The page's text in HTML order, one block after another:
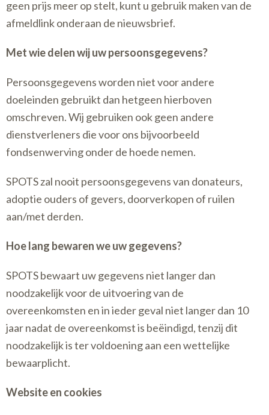
geen prijs meer op stelt, kunt u gebruik maken van de
afmeldlink onderaan de nieuwsbrief.
Met wie delen wij uw persoonsgegevens?
Persoonsgegevens worden niet voor andere
doeleinden gebruikt dan hetgeen hierboven
omschreven. Wij gebruiken ook geen andere
dienstverleners die voor ons bijvoorbeeld
fondsenwerving onder de hoede nemen.
SPOTS zal nooit persoonsgegevens van donateurs,
adoptie ouders of gevers, doorverkopen of ruilen
aan/met derden.
Hoe lang bewaren we uw gegevens?
SPOTS bewaart uw gegevens niet langer dan
noodzakelijk voor de uitvoering van de
overeenkomsten en in ieder geval niet langer dan 10
jaar nadat de overeenkomst is beëindigd, tenzij dit
noodzakelijk is ter voldoening aan een wettelijke
bewaarplicht.
Website en cookies